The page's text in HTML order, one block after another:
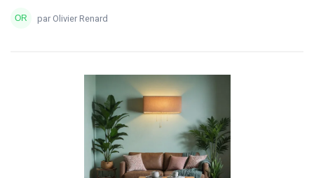
par Olivier Renard